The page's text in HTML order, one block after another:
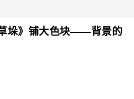
垛》铺大色块——背景的